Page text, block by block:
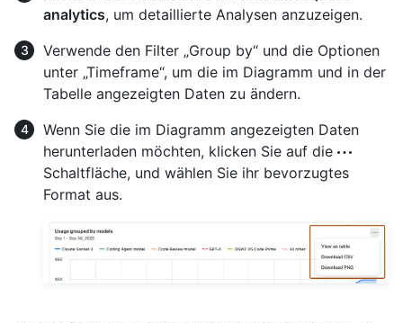
analytics, um detaillierte Analysen anzuzeigen.
Verwende den Filter „Group by“ und die Optionen
unter „Timeframe“, um die im Diagramm und in der
Tabelle angezeigten Daten zu ändern.
Wenn Sie die im Diagramm angezeigten Daten
herunterladen möchten, klicken Sie auf die
Schaltfläche, und wählen Sie ihr bevorzugtes
Format aus.